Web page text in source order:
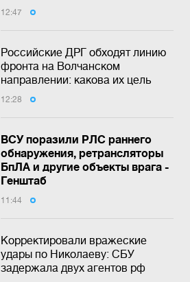
12:47
Российские ДРГ обходят линию
фронта на Волчанском
направлении: какова их цель
12:28
ВСУ поразили РЛС раннего
обнаружения, ретрансляторы
БпЛА и другие объекты врага -
Генштаб
11:44
Корректировали вражеские
удары по Николаеву: СБУ
задержала двух агентов рф